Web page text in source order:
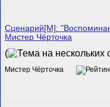
Сценарий[M]:
Мистер Чёрточка
(
Мистер Чёрточка